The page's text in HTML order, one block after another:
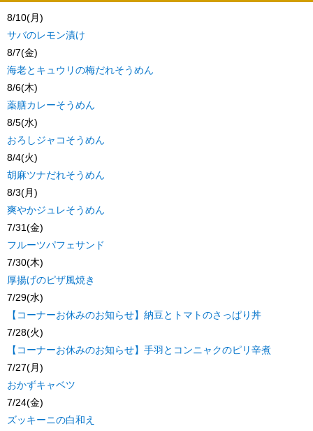
8/10(月)
サバのレモン漬け
8/7(金)
海老とキュウリの梅だれそうめん
8/6(木)
薬膳カレーそうめん
8/5(水)
おろしジャコそうめん
8/4(火)
胡麻ツナだれそうめん
8/3(月)
爽やかジュレそうめん
7/31(金)
フルーツパフェサンド
7/30(木)
厚揚げのピザ風焼き
7/29(水)
【コーナーお休みのお知らせ】納豆とトマトのさっぱり丼
7/28(火)
【コーナーお休みのお知らせ】手羽とコンニャクのピリ辛煮
7/27(月)
おかずキャベツ
7/24(金)
ズッキーニの白和え